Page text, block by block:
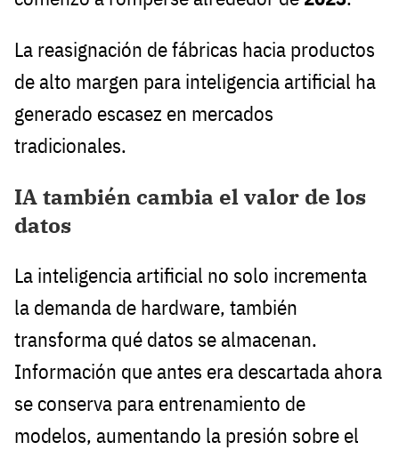
La reasignación de fábricas hacia productos
de alto margen para inteligencia artificial ha
generado escasez en mercados
tradicionales.
IA también cambia el valor de los
datos
La inteligencia artificial no solo incrementa
la demanda de hardware, también
transforma qué datos se almacenan.
Información que antes era descartada ahora
se conserva para entrenamiento de
modelos, aumentando la presión sobre el